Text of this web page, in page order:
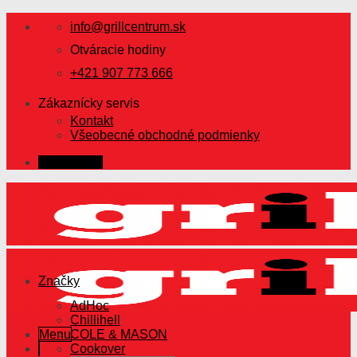
info@grillcentrum.sk
Otváracie hodiny
+421 907 773 666
Zákaznícky servis
Kontakt
Všeobecné obchodné podmienky
Menu
Značky
AdHoc
Chillihell
COLE & MASON
Cookover